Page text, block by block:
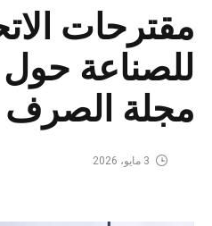
مقترحات
للصناعة
مجلة الصرف
3 مايو، 2026